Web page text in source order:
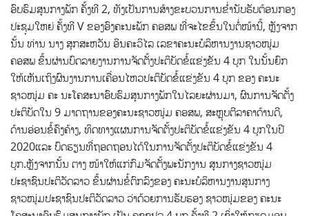
ອົບຮົມສູນກາງພັກ ຄັ້ງທີ 2, ທັງເປັນການສ້າງຂະບວນການຂໍ່ານັບຮັບຕ້ອນກອງ
ປະຊຸມໃຫຍ່ ຄັ້ງທີ V ຂອງອົງຄະນະພັກ ຄອສພ ທີ່ຈະໄຂຂຶ້ນໃນຕໍ່ໜ້ານີ້, ຫຼັງຈາກ
ນັ້ນ ທ່ານ ນາງ ສຸກສະຫວັນ ອິນຄະວິໄລ ເລຂາຄະນະບໍລິຫານງານຊາວໜຸ່ມ
ຄອສພ ຂຶ້ນຜ່ານບົດລາຍງານການຈັດຕັ້ງປະຕິບັດຂໍ້ແຂ່ງຂັນ 4 ບຸກ ໃນນັ້ນຍົກ
ໃຫ້ເຫັນເຖິງຜົນງານການເຄື່ອນໄຫວປະຕິບັດຂໍ້ແຂ່ງຂັນ 4 ບຸກ ຂອງ ຄະນະ
ຊາວໜຸ່ມ ຄະ ນະໂຄສະນາອົບຮົມສູນກາງພັກໃນໄລຍະຜ່ານມາ, ຜົນການຈັດຕັ້ງ
ປະຕິບັດໃນ 9 ມາດຖານຂອງຄະນະຊາວໜຸ່ມ ຄອສພ, ສະຫຼຸບຕີລາຄາດ້ານດີ,
ດ້ານອ່ອນຂໍ້ຄົງຄ້າງ, ທິດທາງແຜນການຈັດຕັ້ງປະຕິບັດຂໍ້ແຂ່ງຂັນ 4 ບຸກໃນປີ
2020ແລະ ບົດຮຽນທີ່ຖອດຖອນໄດ້ໃນການຈັດຕັ້ງປະຕິບັດຂໍ້ແຂ່ງຂັນ 4
ບຸກ.ຫຼັງຈາກນັ້ນ ຕາງ ໜ້າໃຫ້ແກ່ກົມຈັດຕັ້ງພະນັກງານ ສູນກາງຊາວໜຸ່ມ
ປະຊາຊົນປະຕິວັດລາວ ຂຶ້ນຜ່ານຂໍ້ຕົກລົງຂອງ ຄະນະບໍລິຫານງານສູນກາງ
ຊາວໜຸ່ມປະຊາຊົນປະຕິວັດລາວ ວ່າດ້ວຍການຮັບຮອງ ຊາວໜຸ່ມຂອງ ຄະນະ